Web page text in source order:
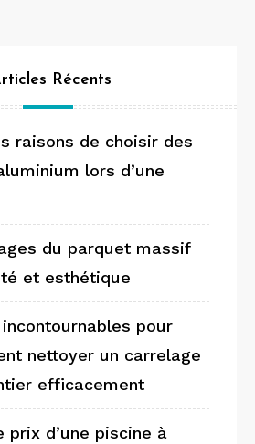
Récents
raisons de choisir des
lors d’une
du parquet massif
et esthétique
pour
nettoyer un carrelage
efficacement
prix d’une piscine à